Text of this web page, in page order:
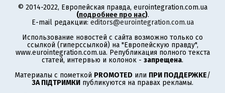
© 2014-2022, Европейская правда, eurointegration.com.ua
(подробнее про нас).
E-mail редакции: editors@eurointegration.com.ua
Использование новостей с сайта возможно только со
ссылкой (гиперссылкой) на "Европейскую правду",
www.eurointegration.com.ua. Републикация полного текста
статей, интервью и колонок - запрещена.
Материалы с пометкой PROMOTED или ПРИ ПОДДЕРЖКЕ/
ЗА ПІДТРИМКИ публикуются на правах рекламы.